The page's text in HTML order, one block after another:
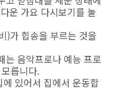
운 가요 다시보기를 눌
)가 힙송을 부르는 것을
는 음악프로나 예능 프로
릅니다.
있어서 집에서 운동합